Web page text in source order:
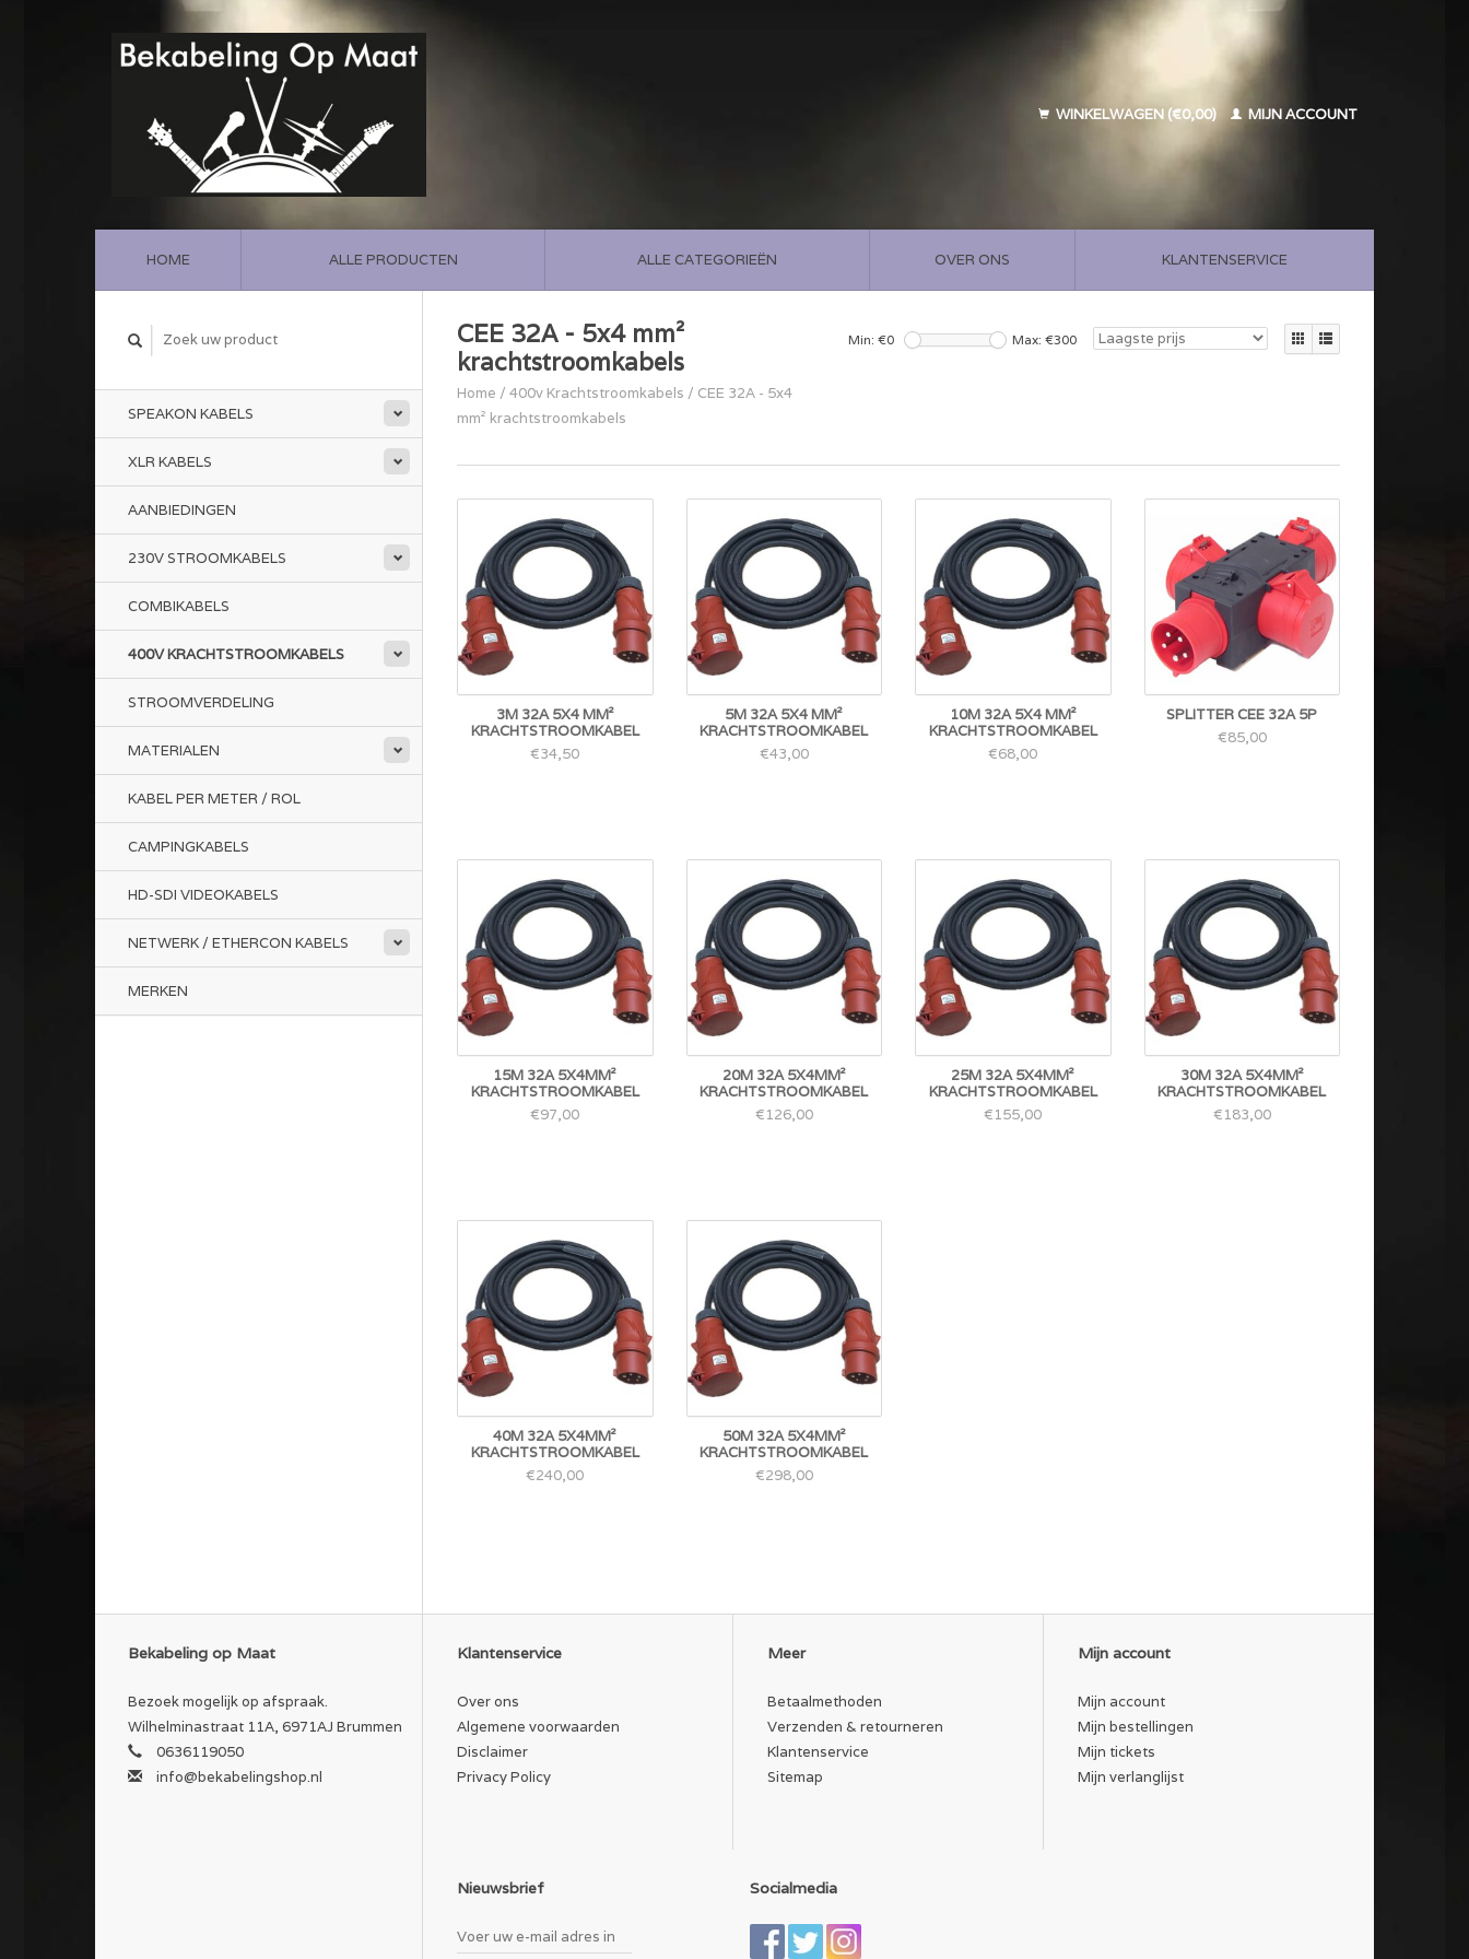
WINKELWAGEN (€0,00) MIJN ACCOUNT
HOME ALLE PRODUCTEN ALLE CATEGORIEËN OVER ONS KLANTENSERVICE
SPEAKON KABELS
XLR KABELS
AANBIEDINGEN
230V STROOMKABELS
COMBIKABELS
400V KRACHTSTROOMKABELS
STROOMVERDELING
MATERIALEN
KABEL PER METER / ROL
CAMPINGKABELS
HD-SDI VIDEOKABELS
NETWERK / ETHERCON KABELS
MERKEN
CEE 32A - 5x4 mm²
krachtstroomkabels
Home / 400v Krachtstroomkabels / CEE 32A - 5x4
mm² krachtstroomkabels
Min: €0 Max: €300
3M 32A 5X4 MM²
KRACHTSTROOMKABEL
€34,50
5M 32A 5X4 MM²
KRACHTSTROOMKABEL
€43,00
10M 32A 5X4 MM²
KRACHTSTROOMKABEL
€68,00
SPLITTER CEE 32A 5P
€85,00
15M 32A 5X4MM²
KRACHTSTROOMKABEL
€97,00
20M 32A 5X4MM²
KRACHTSTROOMKABEL
€126,00
25M 32A 5X4MM²
KRACHTSTROOMKABEL
€155,00
30M 32A 5X4MM²
KRACHTSTROOMKABEL
€183,00
40M 32A 5X4MM²
KRACHTSTROOMKABEL
€240,00
50M 32A 5X4MM²
KRACHTSTROOMKABEL
€298,00
Bekabeling op Maat
Bezoek mogelijk op afspraak.
Wilhelminastraat 11A, 6971AJ Brummen
0636119050
info@bekabelingshop.nl
Klantenservice
Over ons
Algemene voorwaarden
Disclaimer
Privacy Policy
Meer
Betaalmethoden
Verzenden & retourneren
Klantenservice
Sitemap
Mijn account
Mijn account
Mijn bestellingen
Mijn tickets
Mijn verlanglijst
Nieuwsbrief Socialmedia